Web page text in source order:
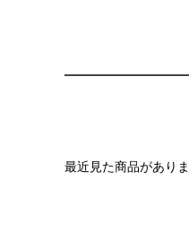
最近見た商品がありま